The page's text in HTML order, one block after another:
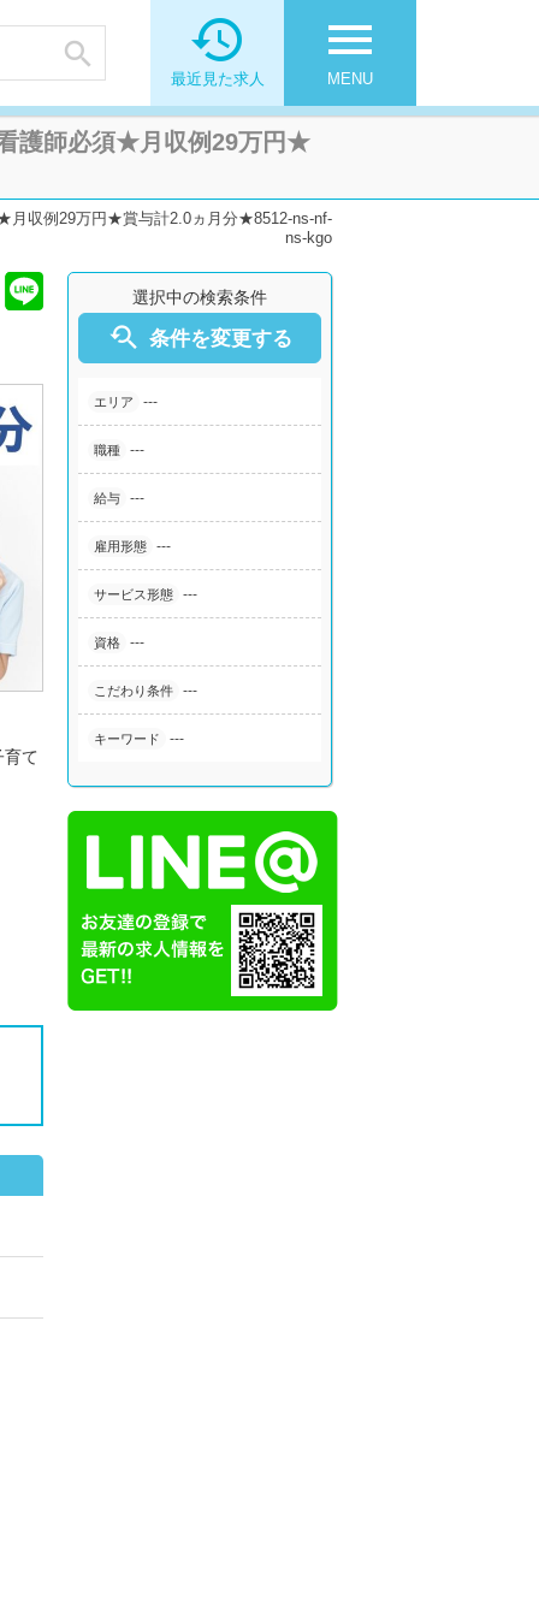
 menu
MENU

最近見た求人
護師必須★月収例29万円★
月収例29万円★賞与計2.0ヵ月分★8512-ns-nf-
ns-kgo
選択中の検索条件
 条件を変更する
エリア ---
職種 ---
給与 ---
雇用形態 ---
サービス形態 ---
資格 ---
こだわり条件 ---
キーワード ---
育て